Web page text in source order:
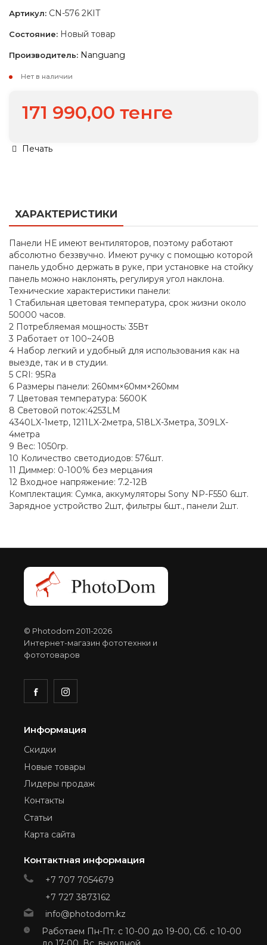
Артикул: CN-576 2KIT
Состояние: Новый товар
Производитель: Nanguang
Нет в наличии
171 990,00 тенге
Печать
ХАРАКТЕРИСТИКИ
Панели НЕ имеют вентиляторов, поэтому работают
абсолютно беззвучно. Имеют ручку с помощью которой
панель удобно держать в руке, при установке на стойку
панель можно наклонять, регулируя угол наклона.
Технические характеристики панели:
1 Стабильная цветовая температура, срок жизни около
50000 часов.
2 Потребляемая мощность: 35Вт
3 Работает от 100~240В
4 Набор легкий и удобный для использования как на
выезде, так и в студии.
5 CRI: 95Ra
6 Размеры панели: 260мм×60мм×260мм
7 Цветовая температура: 5600K
8 Световой поток:4253LM
4340LX-1метр, 1211LX-2метра, 518LX-3метра, 309LX-
4метра
9 Вес: 1050гр.
10 Количество светодиодов: 576шт.
11 Диммер: 0-100% без мерцания
12 Входное напряжение: 7.2-12В
Комплектация: Сумка, аккумуляторы Sony NP-F550 6шт.
Зарядное устройство 2шт, фильтры 6шт., панели 2шт.
© Photodom 2011-2026
Интернет-магазин фототехнки и
фототоваров
Информация
Скидки
Новые товары
Лидеры продаж
Контакты
Статьи
Карта сайта
Контактная информация
+7 707 7054679
+7 727 3873162
info@photodom.kz
Работаем Пн-Пт. с 10-00 до 19-00, Сб. с 10-00